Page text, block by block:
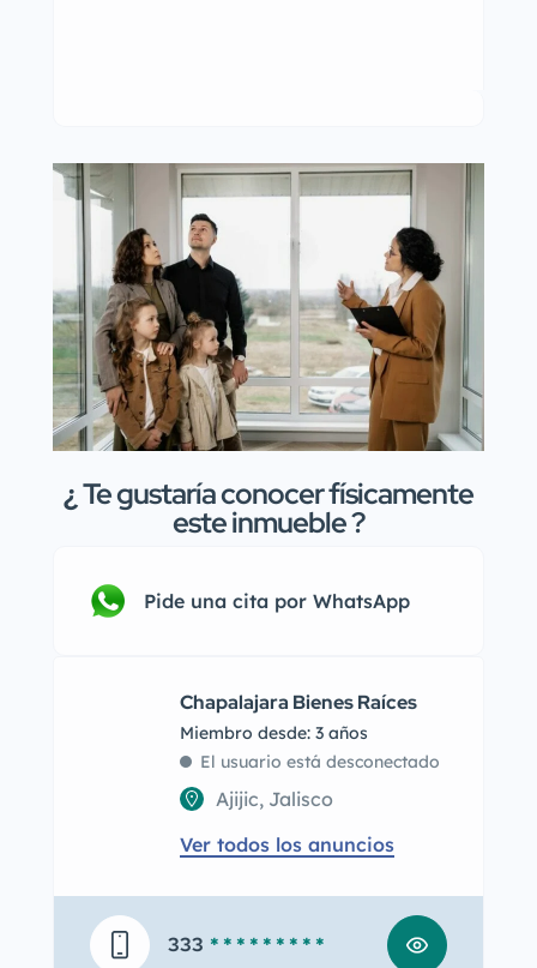
¿ Te gustaría conocer físicamente
este inmueble ?
Pide una cita por WhatsApp
Chapalajara Bienes Raíces
Miembro desde: 3 años
El usuario está desconectado
Ajijic, Jalisco
Ver todos los anuncios
333 * * * * * * * * *